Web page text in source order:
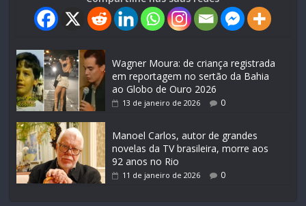
Wagner Moura: de criança registrada
em reportagem no sertão da Bahia
ao Globo de Ouro 2026
13 de janeiro de 2026 0
Manoel Carlos, autor de grandes
novelas da TV brasileira, morre aos
92 anos no Rio
11 de janeiro de 2026 0